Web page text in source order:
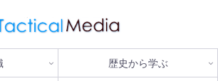
歴史から学ぶ